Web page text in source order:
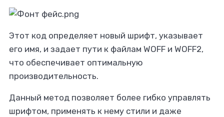
Этот код определяет новый шрифт, указывает
его имя, и задает пути к файлам WOFF и WOFF2,
что обеспечивает оптимальную
производительность.
Данный метод позволяет более гибко управлять
шрифтом, применять к нему стили и даже